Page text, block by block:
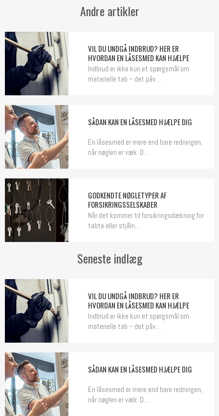
Andre artikler
VIL DU UNDGÅ INDBRUD? HER ER
HVORDAN EN LÅSESMED KAN HJÆLPE
Indbrud er ikke kun et spørgsmål om
materielle tab – det påv…
SÅDAN KAN EN LÅSESMED HJÆLPE DIG
En låsesmed er mere end bare redningen,
når nøglen er væk. D…
GODKENDTE NØGLETYPER AF
FORSIKRINGSSELSKABER
Når det kommer til forsikringsdækning for
tabte eller stjåln…
Seneste indlæg
VIL DU UNDGÅ INDBRUD? HER ER
HVORDAN EN LÅSESMED KAN HJÆLPE
Indbrud er ikke kun et spørgsmål om
materielle tab – det påv…
SÅDAN KAN EN LÅSESMED HJÆLPE DIG
En låsesmed er mere end bare redningen,
når nøglen er væk. D…